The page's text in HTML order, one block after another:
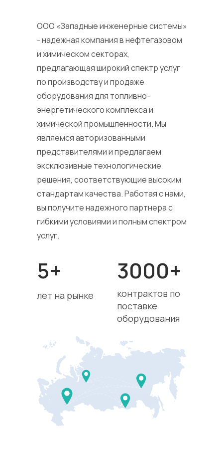
ООО «Западные инженерные системы»
- надежная компания в нефтегазовом
и химическом секторах,
предлагающая широкий спектр услуг
по производству и продаже
оборудования для топливно-
энергетического комплекса и
химической промышленности. Мы
являемся авторизованными
представителями и предлагаем
эксклюзивные технологические
решения, соответствующие высоким
стандартам качества. Работая с нами,
вы получите надежного партнера с
гибкими условиями и полным спектром
услуг.
5+
лет на рынке
3000+
контрактов по
поставке
оборудования